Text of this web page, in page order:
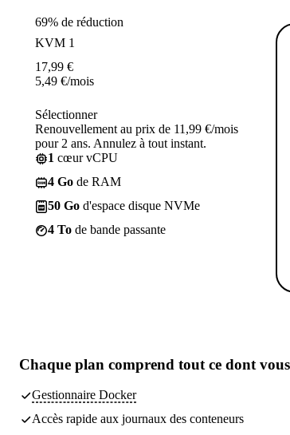
69% de réduction
KVM 1
17,99 €
5,49 €/mois
Sélectionner
Renouvellement au prix de 11,99 €/mois
pour 2 ans. Annulez à tout instant.
1 cœur vCPU
4 Go de RAM
50 Go d'espace disque NVMe
4 To de bande passante
Chaque plan comprend tout ce dont
Gestionnaire Docker
Accès rapide aux journaux des conteneurs